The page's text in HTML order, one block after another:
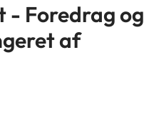
- Foredrag og
af